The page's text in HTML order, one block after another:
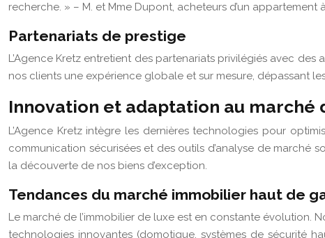
recherche. » – M. et Mme Dupont, acheteurs d’un appartement
Partenariats de prestige
L’Agence Kretz entretient des partenariats privilégiés avec
nos clients une expérience globale et sur mesure, dépassant
Innovation et adaptation au marché
L’Agence Kretz intègre les dernières technologies pour
communication sécurisées et des outils d’analyse de
la découverte de nos biens d’exception.
Tendances du marché immobilier haut de
Le marché de l’immobilier de luxe est en constante évolution.
technologies innovantes (domotique, systèmes de sécurité